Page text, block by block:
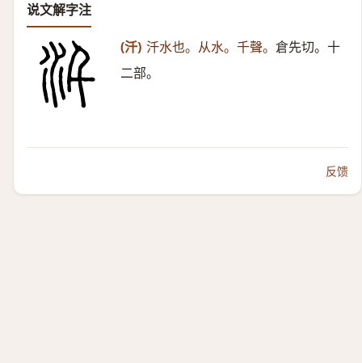
说文解字注
(汘) 汘水也。从水。千聲。 倉先切。十
二部。
反馈